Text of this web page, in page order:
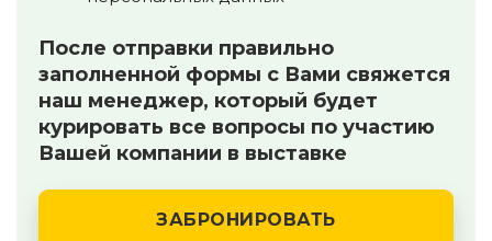
После отправки правильно
заполненной формы с Вами свяжется
наш менеджер, который будет
курировать все вопросы по участию
Вашей компании в выставке
ЗАБРОНИРОВАТЬ